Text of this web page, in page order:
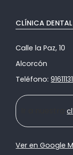
CLÍNICA
Calle la Paz, 10
Alcorcón
Teléfono:
Ir a nuestra
Ver en Google